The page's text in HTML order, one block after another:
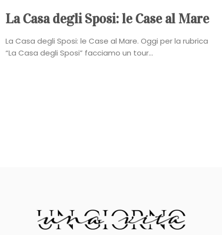
La Casa degli Sposi: le Case al Mare
La Casa degli Sposi: le Case al Mare. Oggi per la rubrica
“La Casa degli Sposi” facciamo un tour...